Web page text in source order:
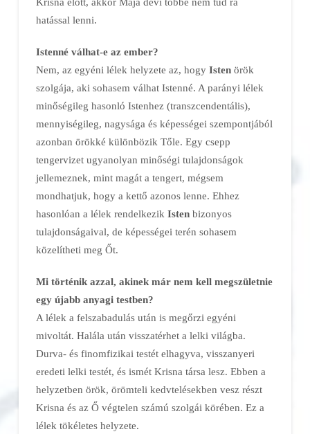
hatással lenni.
Istenné válhat-e az ember?
Nem, az egyéni lélek helyzete az, hogy Istenörök
szolgája, aki sohasem válhat Istenné. A parányi lélek
minőségileg hasonló Istenhez (transzcendentális),
mennyiségileg, nagysága és képességei szempontjából
azonban örökké különbözik Tőle. Egy csepp
tengervizet ugyanolyan minőségi tulajdonságok
jellemeznek, mint magát a tengert, mégsem
mondhatjuk, hogy a kettő azonos lenne. Ehhez
hasonlóan a lélek rendelkezik Istenbizonyos
tulajdonságaival, de képességei terén sohasem
közelítheti meg Őt.
Mi történik azzal, akinek már nem kell megszületnie
egy újabb anyagi testben?
A lélek a felszabadulás után is megőrzi egyéni
mivoltát. Halála után visszatérhet a lelki világba.
Durva- és finomfizikai testét elhagyva, visszanyeri
eredeti lelki testét, és ismét Krisna társa lesz. Ebben a
helyzetben örök, örömteli kedvtelésekben vesz részt
Krisna és az Ő végtelen számú szolgái körében. Ez a
lélek tökéletes helyzete.